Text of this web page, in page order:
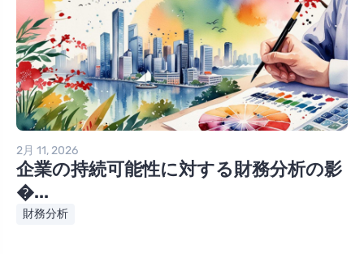
2月 11, 2026
企業の持続可能性に対する財務分析の影
�...
財務分析